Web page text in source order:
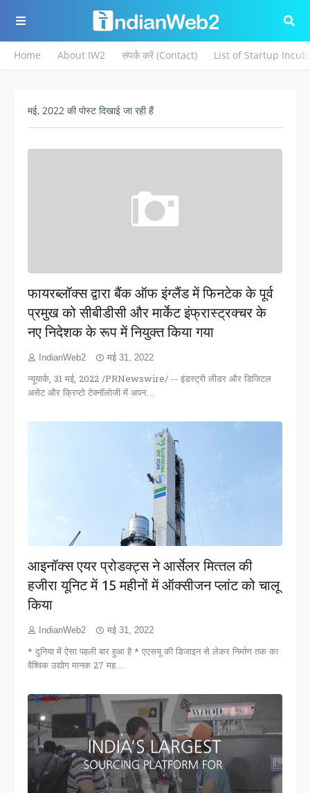
Home About IW2 संपर्क करें (Contact) List of Startup
मई, 2022 की पोस्ट दिखाई जा रही हैं
फायरब्लॉक्स द्वारा बैंक ऑफ इंग्लैंड में फिनटेक के पूर्व
प्रमुख को सीबीडीसी और मार्केट इंफ्रास्ट्रक्चर के
नए निदेशक के रूप में नियुक्त किया गया
IndianWeb2 मई 31, 2022
न्यूयार्क, 31 मई, 2022 /PRNewswire/ -- इंडस्ट्री लीडर और डिजिटल
असेट और क्रिप्टो टेक्नॉलोजी में अपन…
आइनॉक्‍स एयर प्रोडक्‍ट्स ने आर्सेलर मित्‍तल की
हजीरा यूनिट में 15 महीनों में ऑक्‍सीजन प्‍लांट को चालू
किया
IndianWeb2 मई 31, 2022
* दुनिया में ऐसा पहली बार हुआ है * एएसयू की डिजाइन से लेकर निर्माण तक का
वैश्विक उद्योग मानक 27 मह…